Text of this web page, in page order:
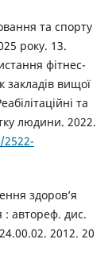
та спорту
року. 13.
фітнес-
закладів вищої
та
людини. 2022.
здоров’я
: автореф. дис.
2012. 20